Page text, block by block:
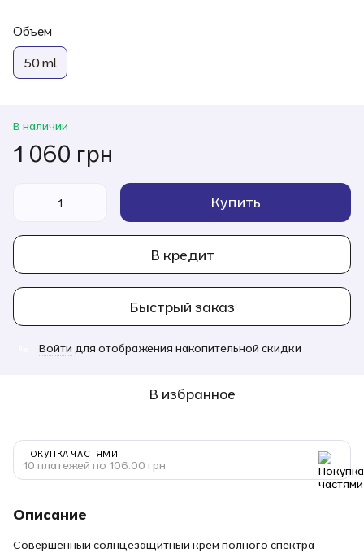
Объем
50 ml
В наличии
1 060 грн
Купить
В кредит
Быстрый заказ
Войти для отображения накопительной скидки
В избранное
ПОКУПКА ЧАСТЯМИ
10 платежей по 106.00 грн
Описание
Совершенный солнцезащитный крем полного спектра